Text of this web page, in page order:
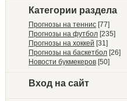
Категории раздела
Прогнозы на теннис [77]
Прогнозы на футбол [235]
Прогнозы на хоккей [31]
Прогнозы на баскетбол [26]
Новости букмекеров [50]
Вход на сайт